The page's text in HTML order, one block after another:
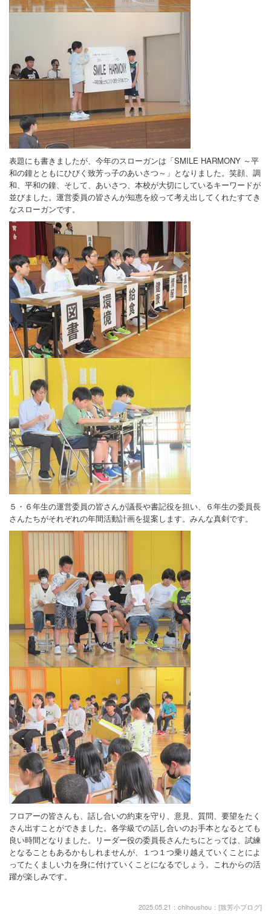
表題にも書きましたが、今年のスローガンは「SMILE HARMONY ～平
和の鐘とともにひびく致芳っ子のあいさつ～」となりました。笑顔、調
和、平和の鐘、そして、あいさつ、本校が大切にしているキーワードが
並びました。運営委員の皆さんが知恵を絞って考え出してくれたすてき
なスローガンです。
５・６年生の運営委員の皆さんが議長や書記役を担い、６年生の委員長
さんたちがそれぞれの年間活動計画を提案します。みんな真剣です。
フロアーの皆さんも、話し合いの約束を守り、意見、質問、要望をたく
さん出すことができました。各学級での話し合いのお手本となるとても
良い時間となりました。リーダー役の委員長さんたちにとっては、試練
となることもあるかもしれませんが、１つ１つ乗り越えていくことによ
ってたくましい力を身に付けていくことになるでしょう。これからの活
躍が楽しみです。
2025.05.21：chihoushou：[致芳小ブログ]